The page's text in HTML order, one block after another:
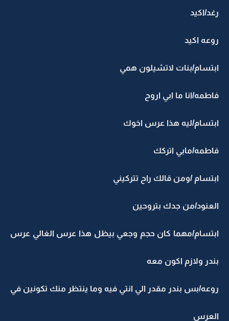
رغد/اكيد
روعه اكيد
ابتسام/بنات لاتشيلون همي
فاطمه/انا ما ابي اروح
ابتسام/ليه هذا عرس اخوك
فاطمه/مابي اتركك
ابتسام /ومن قالك راح تتركيني
العنود/من جدك بتروحين
ابتسام/مهما كان حجم وجعي بيظل هذا عرس الغالي عرس
بندر ولازم اكون معه
روعه/بس بندر مقدر الي انتي فيه وما ينتظر منك تكونين في
العرس